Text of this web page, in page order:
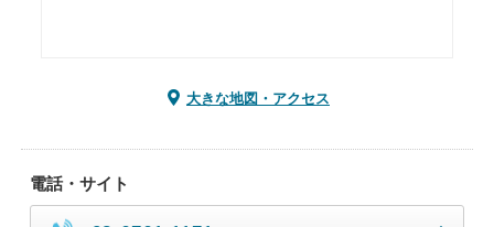
大きな地図・アクセス
電話・サイト